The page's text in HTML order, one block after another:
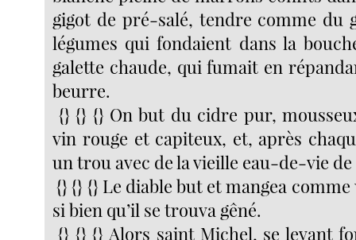
gigot de pré-salé, tendre comme du
légumes qui fondaient dans la
galette chaude, qui fumait en
beurre.
{} {} {} On but du cidre pur,
vin rouge et capiteux, et, après
un trou avec de la vieille eau-de-vie
{} {} {} Le diable but et mangea
si bien qu’il se trouva gêné.
{} {} {} Alors saint Michel, se levant